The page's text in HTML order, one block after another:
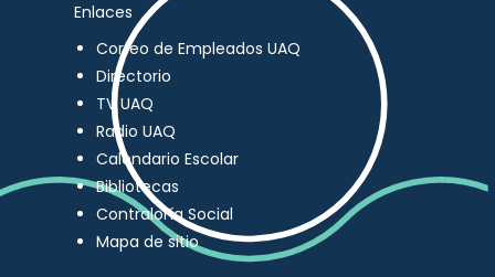
Enlaces
Correo de Empleados UAQ
Directorio
TV UAQ
Radio UAQ
Calendario Escolar
Bibliotecas
Contraloría Social
Mapa de sitio